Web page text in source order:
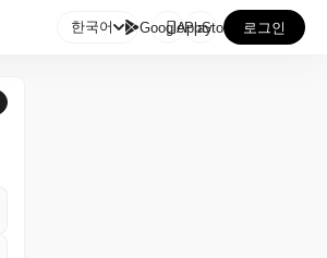
한국어 GooglePlay
AppStore 로그인